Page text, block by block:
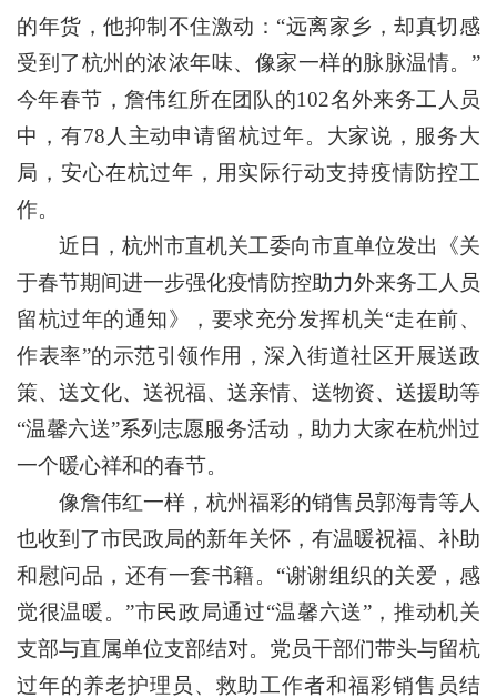
的年货，他抑制不住激动：“远离家乡，却真切感
受到了杭州的浓浓年味、像家一样的脉脉温情。”
今年春节，詹伟红所在团队的102名外来务工人员
中，有78人主动申请留杭过年。大家说，服务大
局，安心在杭过年，用实际行动支持疫情防控工
作。
近日，杭州市直机关工委向市直单位发出《关
于春节期间进一步强化疫情防控助力外来务工人员
留杭过年的通知》，要求充分发挥机关“走在前、
作表率”的示范引领作用，深入街道社区开展送政
策、送文化、送祝福、送亲情、送物资、送援助等
“温馨六送”系列志愿服务活动，助力大家在杭州过
一个暖心祥和的春节。
像詹伟红一样，杭州福彩的销售员郭海青等人
也收到了市民政局的新年关怀，有温暖祝福、补助
和慰问品，还有一套书籍。“谢谢组织的关爱，感
觉很温暖。”市民政局通过“温馨六送”，推动机关
支部与直属单位支部结对。党员干部们带头与留杭
过年的养老护理员、救助工作者和福彩销售员结